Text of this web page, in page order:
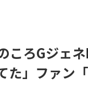
ころGジェ
た」ファン